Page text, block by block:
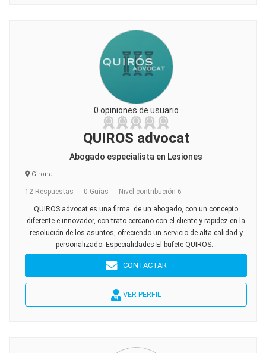
0 opiniones de usuario
QUIROS advocat
Abogado especialista en Lesiones
Girona
12 Respuestas 0 Guías Nivel contribución 6
QUIROS advocat es una firma de un abogado, con un concepto
diferente e innovador, con trato cercano con el cliente y rapidez en la
resolución de los asuntos, ofreciendo un servicio de alta calidad y
personalizado. Especialidades El bufete QUIROS...
CONTACTAR
VER PERFIL